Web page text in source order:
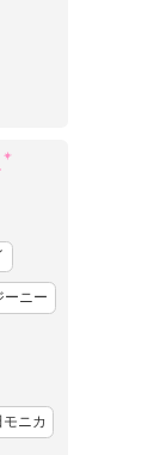
ーニー
モニカ